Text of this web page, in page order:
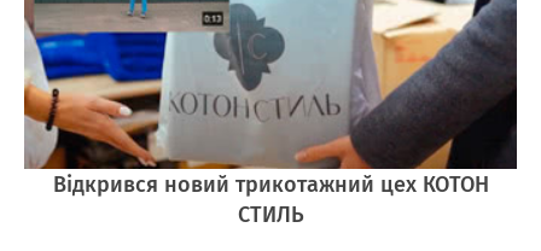
Відкрився новий трикотажний цех КОТОН
СТИЛЬ